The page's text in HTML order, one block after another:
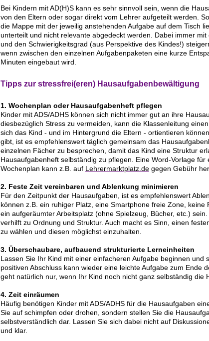
Bei Kindern mit AD(H)S kann es sehr sinnvoll sein, wenn die
von den Eltern oder sogar direkt vom Lehrer aufgeteilt werden.
die Mappe mit der jeweilig anstehenden Aufgabe auf dem Tisch
unterteilt und nicht relevante abgedeckt werden. Dabei immer
und den Schwierigkeitsgrad (aus Perspektive des Kindes!)
wenn zwischen den einzelnen Aufgabenpaketen eine kurze
Minuten eingebaut wird.
Tipps zur stressfrei(eren) Hausaufgabenbewältigung
1. Wochenplan oder Hausaufgabenheft pflegen
Kinder mit ADS/ADHS können sich nicht immer gut an ihre
diesbezüglich Stress zu vermeiden, kann die Klassenleitung
sich das Kind - und im Hintergrund die Eltern - ortientieren
gibt, ist es empfehlenswert täglich gemeinsam das
einzelnen Fächer zu besprechen, damit das Kind eine Struktur
Hausaufgabenheft selbständig zu pflegen. Eine Word-Vorlage für
Wochenplan kann z.B. auf Lehrermarktplatz.de gegen Gebühr
2. Feste Zeit vereinbaren und Ablenkung minimieren
Für den Zeitpunkt der Hausaufgaben, ist es empfehlenswert
können z.B. ein ruhiger Platz, eine Smartphone freie Zone, keine
ein aufgeräumter Arbeitsplatz (ohne Spielzeug, Bücher, etc.)
verhilft zu Ordnung und Struktur. Auch macht es Sinn, einen
zu wählen und diesen möglichst einzuhalten.
3. Überschaubare, aufbauend strukturierte Lerneinheiten
Lassen Sie Ihr Kind mit einer einfacheren Aufgabe beginnen und
positiven Abschluss kann wieder eine leichte Aufgabe zum Ende
geht natürlich nur, wenn Ihr Kind noch nicht ganz selbständig die
4. Zeit einräumen
Häufig benötigen Kinder mit ADS/ADHS für die Hausaufgaben
Sie auf schimpfen oder drohen, sondern stellen Sie die
selbstverständlich dar. Lassen Sie sich dabei nicht auf
und klar.